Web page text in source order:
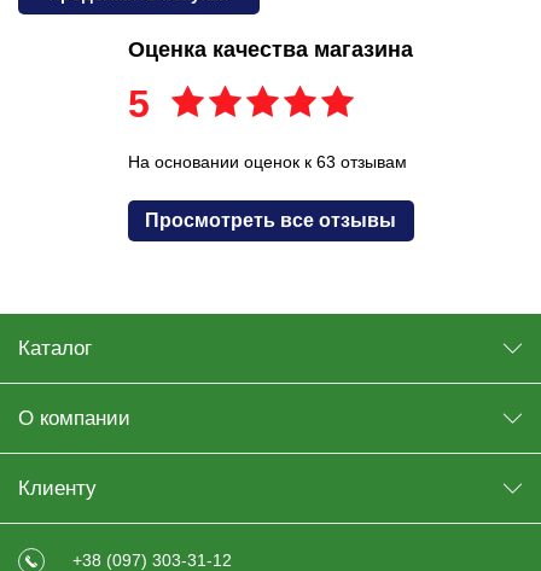
Оценка качества магазина
5
На основании оценок к 63 отзывам
Просмотреть все отзывы
Каталог
О компании
Клиенту
+38 (097) 303-31-12